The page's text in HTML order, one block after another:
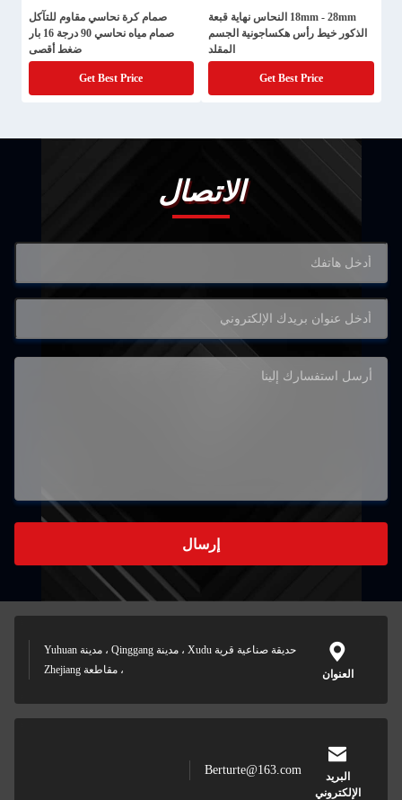
18mm - 28mm النحاس نهاية قبعة
الذكور خيط رأس هكساجونية الجسم
المقلد
Get Best Price
صمام كرة نحاسي مقاوم للتآكل
صمام مياه نحاسي 90 درجة 16 بار
ضغط أقصى
Get Best Price
الاتصال
إرسال
العنوان
حديقة صناعية قرية Xudu ، مدينة Qinggang ، مدينة Yuhuan
، مقاطعة Zhejiang
البريد
الإلكتروني
Berturte@163.com